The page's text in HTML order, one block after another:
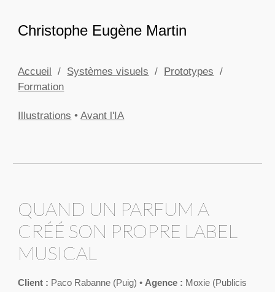
Skip to main content
Christophe Eugène Martin
Accueil / Systèmes visuels / Prototypes /
Formation
Illustrations •Avant l'IA
QUAND UN PARFUM A
CRÉÉ SON PROPRE LABEL
MUSICAL
Client : Paco Rabanne (Puig) • Agence : Moxie (Publicis